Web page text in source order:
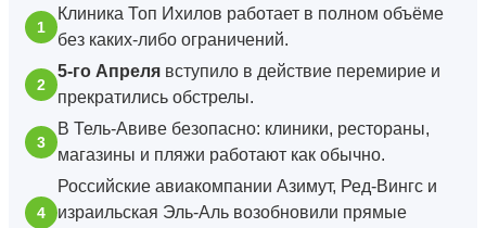
Клиника Топ Ихилов работает в полном объёме
без каких-либо ограничений.
5-го Апреля вступило в действие перемирие и
прекратились обстрелы.
В Тель-Авиве безопасно: клиники, рестораны,
магазины и пляжи работают как обычно.
Российские авиакомпании Азимут, Ред-Вингс и
израильская Эль-Аль возобновили прямые